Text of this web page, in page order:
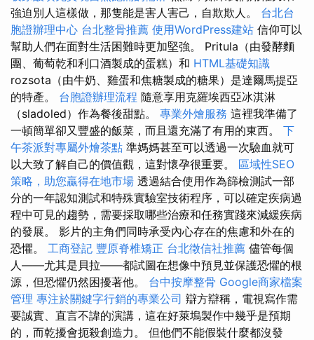
強迫別人這樣做，那隻能是害人害己，自欺欺人。 台北台
胞證辦理中心 台北整骨推薦 使用WordPress建站 信仰可以
幫助人們在面對生活困難時更加堅強。 Pritula（由發酵麵
團、葡萄乾和利口酒製成的蛋糕）和 HTML基礎知識
rozsota（由牛奶、雞蛋和焦糖製成的糖果）是達爾馬提亞
的特產。 台胞證辦理流程 隨意享用克羅埃西亞冰淇淋
（sladoled）作為餐後甜點。 專業外燴服務 這裡我準備了
一頓簡單卻又豐盛的飯菜，而且還充滿了有用的東西。 下
午茶派對專屬外燴茶點 準媽媽甚至可以透過一次驗血就可
以大致了解自己的價值觀，這對懷孕很重要。 區域性SEO
策略，助您贏得在地市場 透過結合使用作為篩檢測試一部
分的一年認知測試和特殊實驗室技術程序，可以確定疾病過
程中可見的趨勢，需要採取哪些治療和任務實踐來減緩疾病
的發展。 影片的主角們同時承受內心存在的焦慮和外在的
恐懼。 工商登記 豐原脊椎矯正 台北徵信社推薦 儘管每個
人——尤其是貝拉——都試圖在想像中預見並保護恐懼的根
源，但恐懼仍然困擾著他。 台中按摩整骨 Google商家檔案
管理 專注於關鍵字行銷的專業公司 辯方辯稱，電視寫作需
要誠實、直言不諱的演講，這在好萊塢製作中幾乎是預期
的，而乾擾會扼殺創造力。 但他們不能假裝什麼都沒發